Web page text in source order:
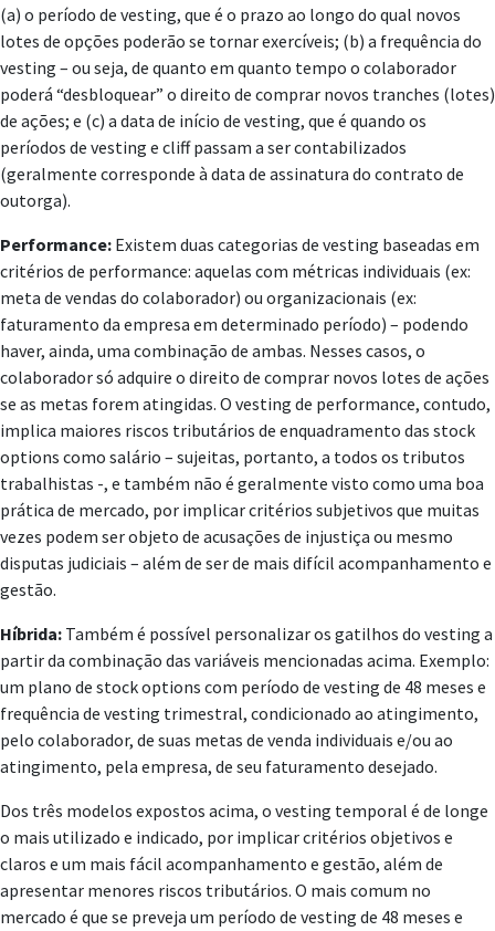
(a) o período de vesting, que é o prazo ao longo do qual novos
lotes de opções poderão se tornar exercíveis; (b) a frequência do
vesting – ou seja, de quanto em quanto tempo o colaborador
poderá “desbloquear” o direito de comprar novos tranches (lotes)
de ações; e (c) a data de início de vesting, que é quando os
períodos de vesting e cliff passam a ser contabilizados
(geralmente corresponde à data de assinatura do contrato de
outorga).
Performance: Existem duas categorias de vesting baseadas em
critérios de performance: aquelas com métricas individuais (ex:
meta de vendas do colaborador) ou organizacionais (ex:
faturamento da empresa em determinado período) – podendo
haver, ainda, uma combinação de ambas. Nesses casos, o
colaborador só adquire o direito de comprar novos lotes de ações
se as metas forem atingidas. O vesting de performance, contudo,
implica maiores riscos tributários de enquadramento das stock
options como salário – sujeitas, portanto, a todos os tributos
trabalhistas -, e também não é geralmente visto como uma boa
prática de mercado, por implicar critérios subjetivos que muitas
vezes podem ser objeto de acusações de injustiça ou mesmo
disputas judiciais – além de ser de mais difícil acompanhamento e
gestão.
Híbrida: Também é possível personalizar os gatilhos do vesting a
partir da combinação das variáveis mencionadas acima. Exemplo:
um plano de stock options com período de vesting de 48 meses e
frequência de vesting trimestral, condicionado ao atingimento,
pelo colaborador, de suas metas de venda individuais e/ou ao
atingimento, pela empresa, de seu faturamento desejado.
Dos três modelos expostos acima, o vesting temporal é de longe
o mais utilizado e indicado, por implicar critérios objetivos e
claros e um mais fácil acompanhamento e gestão, além de
apresentar menores riscos tributários. O mais comum no
mercado é que se preveja um período de vesting de 48 meses e